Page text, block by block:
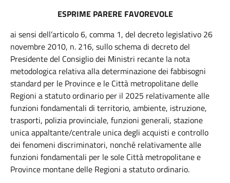
ESPRIME PARERE FAVOREVOLE
ai sensi dell’articolo 6, comma 1, del decreto legislativo 26
novembre 2010, n. 216, sullo schema di decreto del
Presidente del Consiglio dei Ministri recante la nota
metodologica relativa alla determinazione dei fabbisogni
standard per le Province e le Città metropolitane delle
Regioni a statuto ordinario per il 2025 relativamente alle
funzioni fondamentali di territorio, ambiente, istruzione,
trasporti, polizia provinciale, funzioni generali, stazione
unica appaltante/centrale unica degli acquisti e controllo
dei fenomeni discriminatori, nonché relativamente alle
funzioni fondamentali per le sole Città metropolitane e
Province montane delle Regioni a statuto ordinario.